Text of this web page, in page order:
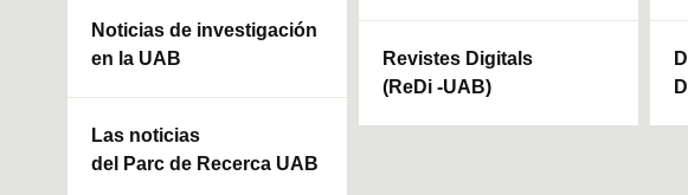
Noticias de investigación
en la UAB
Las noticias
del Parc de Recerca UAB
Revistes Digitals
(ReDi -UAB)